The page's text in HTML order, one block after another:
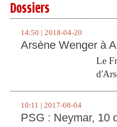
Dossiers
14:50 | 2018-04-20
Arsène Wenger à
Le
10:11 | 2017-08-04
PSG : Neymar, 10